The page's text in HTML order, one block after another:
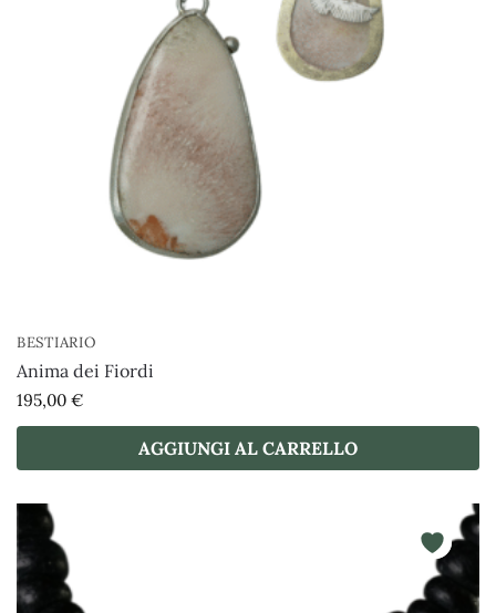
BESTIARIO
Anima dei Fiordi
195,00 €
AGGIUNGI AL CARRELLO